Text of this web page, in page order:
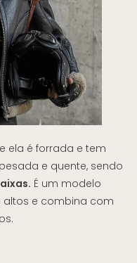
ela é forrada e tem
e quente, sendo
É um modelo
altos e combina com